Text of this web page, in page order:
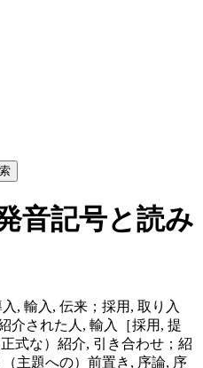
音記号と読み
, 輸入, 伝来；採用, 取り入
介された人, 輸入［採用, 提
正式な）紹介, 引き合わせ；紹
（主題への）前置き, 序論, 序